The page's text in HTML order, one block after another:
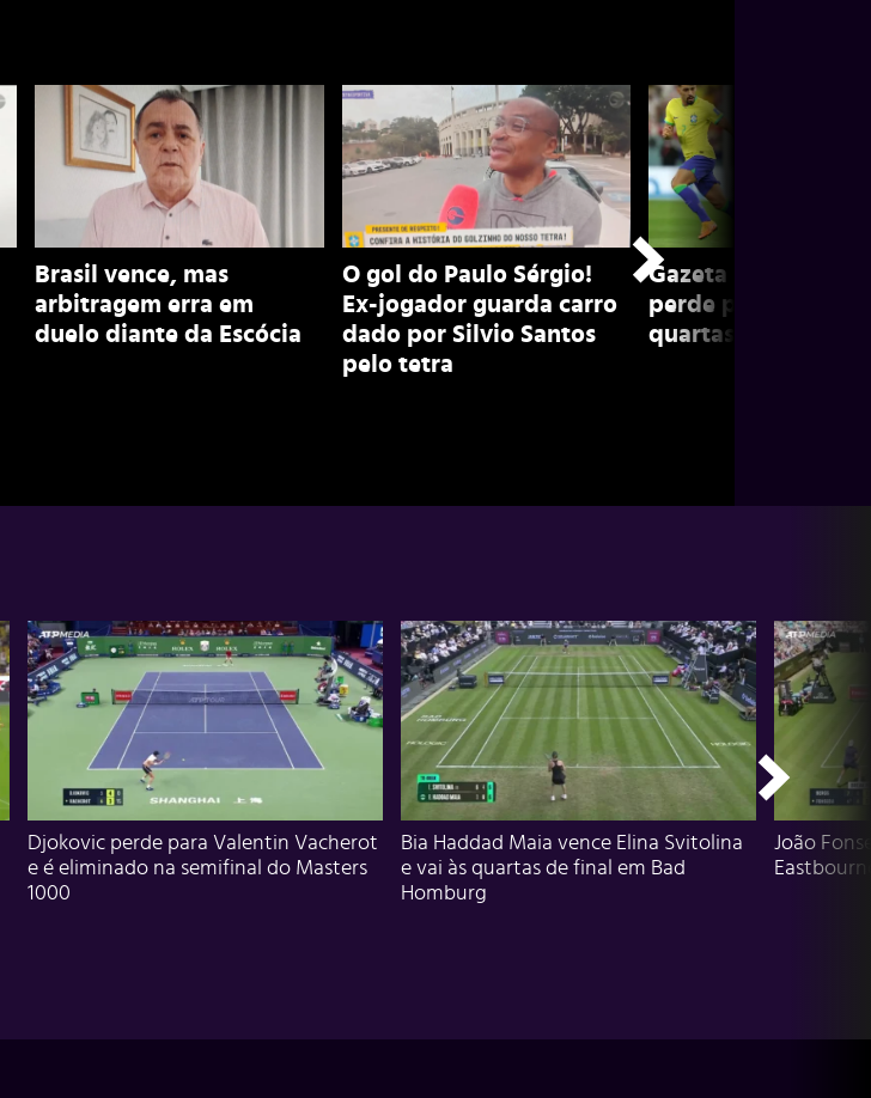
Brasil vence, mas
arbitragem erra em
duelo diante da Escócia
O gol do Paulo Sérgio!
Ex-jogador guarda carro
dado por Silvio Santos
pelo tetra
Gazeta na Copa:
perde para
quartas em 2018 e
Djokovic perde para Valentin Vacherot
e é eliminado na semifinal do Masters
1000
Bia Haddad Maia vence Elina Svitolina
e vai às quartas de final em Bad
Homburg
João